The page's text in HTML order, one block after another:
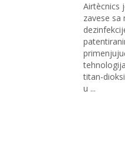
Airtècnics
zavese
titan-
u ...